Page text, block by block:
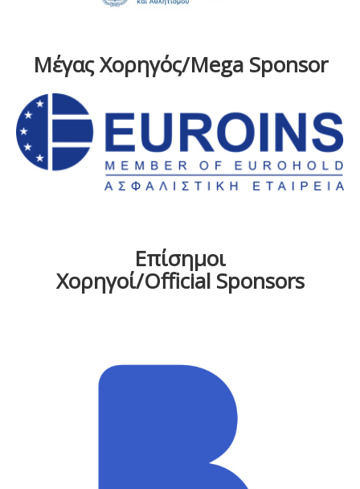
Μέγας Χορηγός/Mega Sponsor
Επίσημοι
Χορηγοί/Official Sponsors